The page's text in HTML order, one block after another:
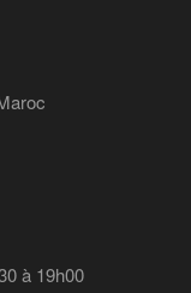
à 19h00